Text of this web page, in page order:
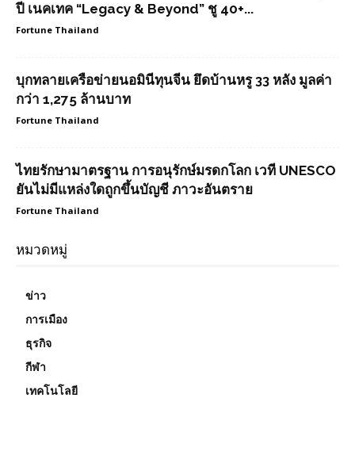
ปี เนคเทค “Legacy & Beyond” ชู 40+...
Fortune Thailand
บุกทลายเครือข่ายนอมินีทุนจีน ยึดบ้านหรู 33 หลัง มูลค่า
กว่า 1,275 ล้านบาท
Fortune Thailand
ไทยรักษามาตรฐาน การอนุรักษ์มรดกโลก เวที UNESCO
ยันไม่มีแหล่งใดถูกขึ้นบัญชี ภาวะอันตราย
Fortune Thailand
หมวดหมู่
ข่าว
การเมือง
ธุรกิจ
กีฬา
เทคโนโลยี